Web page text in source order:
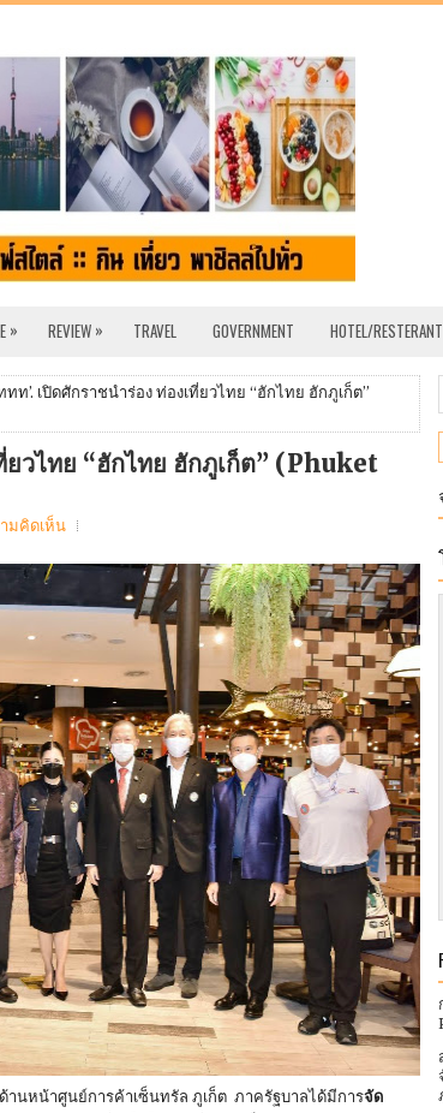
» REVIEW » TRAVEL GOVERNMENT HOTEL/RESTERANT
ทท’. เปิดศักราชนำร่อง ท่องเที่ยวไทย “ฮักไทย ฮักภูเก็ต”
ยวไทย “ฮักไทย ฮักภูเก็ต” (Phuket
มคิดเห็น
นหน้าศูนย์การค้าเซ็นทรัล ภูเก็ต ภาครัฐบาลได้มีการจัด